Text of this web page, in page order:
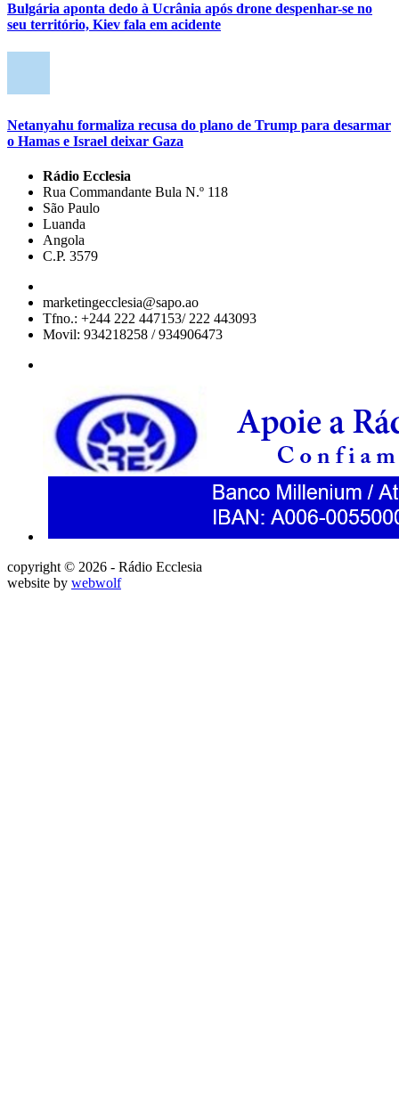
Bulgária aponta dedo à Ucrânia após drone despenhar-se no
seu território, Kiev fala em acidente
Netanyahu formaliza recusa do plano de Trump para desarmar
o Hamas e Israel deixar Gaza
Rádio Ecclesia
Rua Commandante Bula N.º 118
São Paulo
Luanda
Angola
C.P. 3579
marketingecclesia@sapo.ao
Tfno.: +244 222 447153/ 222 443093
Movil: 934218258 / 934906473
copyright © 2026 - Rádio Ecclesia
website by webwolf